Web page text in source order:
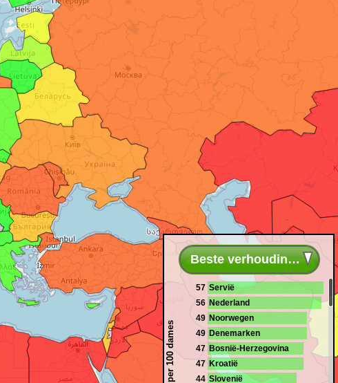
Beste verhouding
Servië
57
Nederland
56
Noorwegen
49
Denemarken
49
Bosnië-Herzegovina
47
Kroatië
47
Slovenië
44